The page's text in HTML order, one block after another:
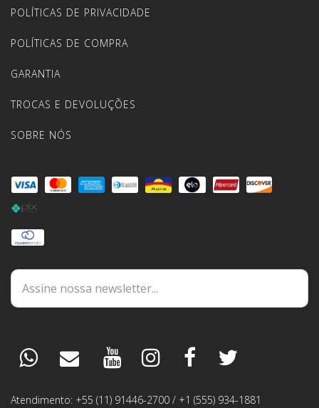
POLÍTICAS DE PRIVACIDADE
POLÍTICAS DE COMPRA
GARANTIA
TROCAS E DEVOLUÇÕES
SOBRE NÓS
Atendimento: +55 (11) 91446-2700 / +1 (555) 934-1881
DÚVIDAS